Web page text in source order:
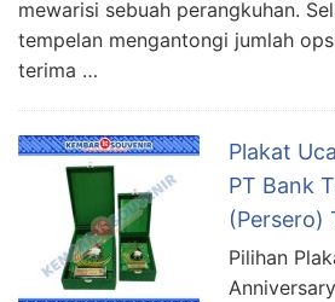
mewarisi sebuah perangkuhan.
tempelan mengantongi jumlah
terima …
Plakat
PT Bank
(Persero)
Pilihan